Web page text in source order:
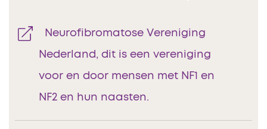
Neurofibromatose Vereniging
Nederland, dit is een vereniging
voor en door mensen met NF1 en
NF2 en hun naasten.